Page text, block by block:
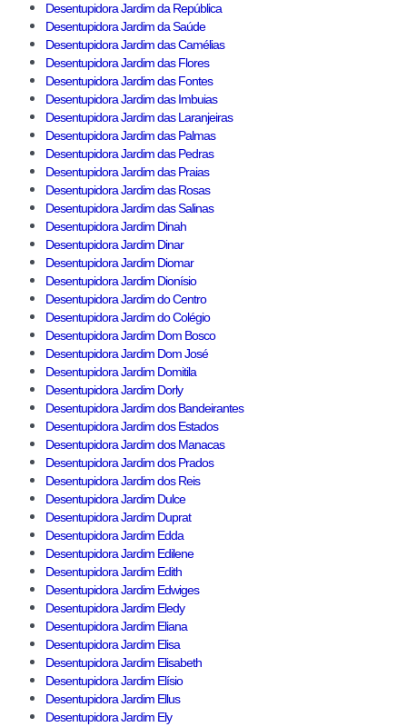
Desentupidora Jardim da República
Desentupidora Jardim da Saúde
Desentupidora Jardim das Camélias
Desentupidora Jardim das Flores
Desentupidora Jardim das Fontes
Desentupidora Jardim das Imbuias
Desentupidora Jardim das Laranjeiras
Desentupidora Jardim das Palmas
Desentupidora Jardim das Pedras
Desentupidora Jardim das Praias
Desentupidora Jardim das Rosas
Desentupidora Jardim das Salinas
Desentupidora Jardim Dinah
Desentupidora Jardim Dinar
Desentupidora Jardim Diomar
Desentupidora Jardim Dionísio
Desentupidora Jardim do Centro
Desentupidora Jardim do Colégio
Desentupidora Jardim Dom Bosco
Desentupidora Jardim Dom José
Desentupidora Jardim Domitila
Desentupidora Jardim Dorly
Desentupidora Jardim dos Bandeirantes
Desentupidora Jardim dos Estados
Desentupidora Jardim dos Manacas
Desentupidora Jardim dos Prados
Desentupidora Jardim dos Reis
Desentupidora Jardim Dulce
Desentupidora Jardim Duprat
Desentupidora Jardim Edda
Desentupidora Jardim Edilene
Desentupidora Jardim Edith
Desentupidora Jardim Edwiges
Desentupidora Jardim Eledy
Desentupidora Jardim Eliana
Desentupidora Jardim Elisa
Desentupidora Jardim Elisabeth
Desentupidora Jardim Elísio
Desentupidora Jardim Ellus
Desentupidora Jardim Ely